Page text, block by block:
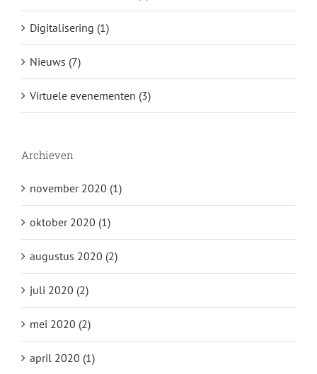
Digitalisering (1)
Nieuws (7)
Virtuele evenementen (3)
Archieven
november 2020 (1)
oktober 2020 (1)
augustus 2020 (2)
juli 2020 (2)
mei 2020 (2)
april 2020 (1)